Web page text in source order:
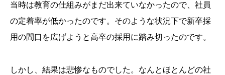
当時は教育の仕組みがまだ出来ていなかったので、社員
の定着率が低かったのです。そのような状況下で新卒採
用の間口を広げようと高卒の採用に踏み切ったのです。
しかし、結果は悲惨なものでした。なんとほとんどの社